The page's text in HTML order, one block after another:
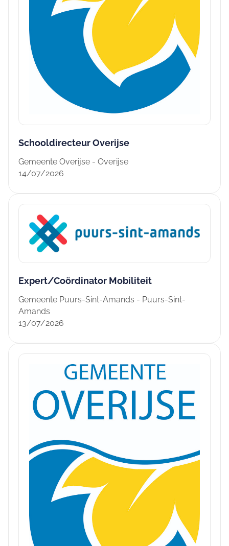
Schooldirecteur Overijse
Gemeente Overijse - Overijse
14/07/2026
Expert/Coördinator Mobiliteit
Gemeente Puurs-Sint-Amands - Puurs-Sint-
Amands
13/07/2026